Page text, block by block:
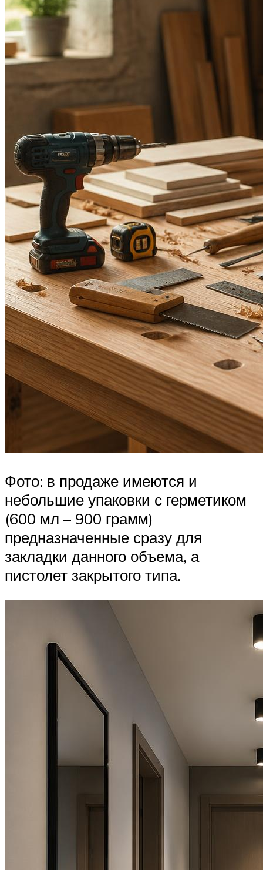
Фото: в продаже имеются и
небольшие упаковки с герметиком
(600 мл – 900 грамм)
предназначенные сразу для
закладки данного объема, а
пистолет закрытого типа.